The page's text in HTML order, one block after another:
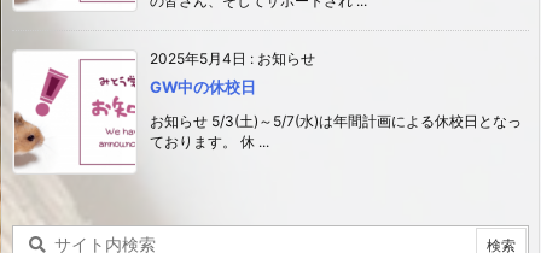
2025年5月4日 : お知らせ
GW中の休校日
お知らせ 5/3(土)～5/7(水)は年間計画による休校日となっ
ております。 休 ...